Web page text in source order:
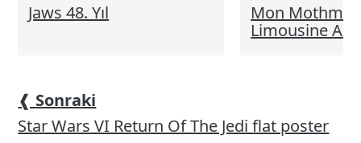
Jaws 48. Yıl
Mon
Limousine
❰ Sonraki
Star Wars VI Return Of The Jedi flat poster